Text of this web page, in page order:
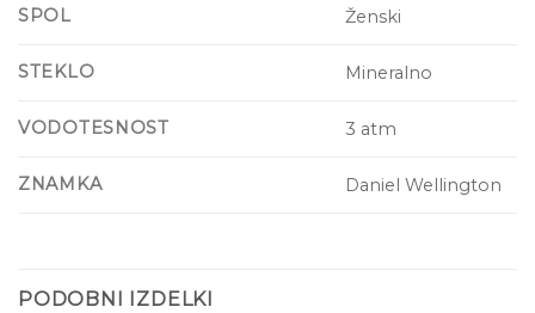
SPOL Ženski
STEKLO Mineralno
VODOTESNOST 3 atm
ZNAMKA Daniel Wellington
PODOBNI IZDELKI